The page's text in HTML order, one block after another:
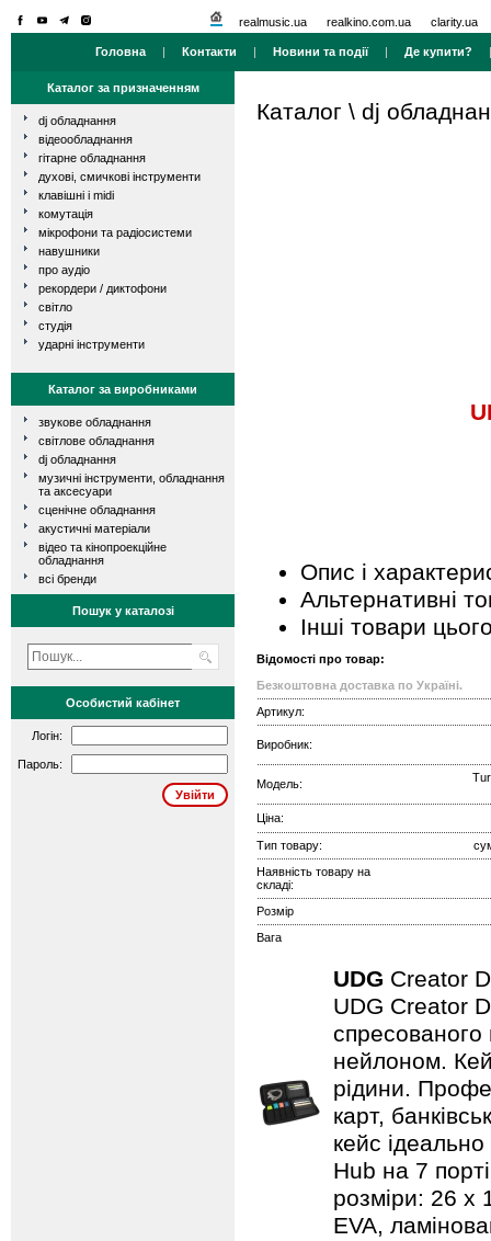
realmusic.ua realkino.com.ua clarity.ua
Головна | Контакти | Новини та події| Де купити?
Каталог за призначенням
dj обладнання
відеообладнання
гітарне обладнання
духові, смичкові інструменти
клавішні і midi
комутація
мікрофони та радіосистеми
навушники
про аудіо
рекордери / диктофони
світло
студія
ударні інструменти
Каталог за виробниками
звукове обладнання
світлове обладнання
dj обладнання
музичні інструменти, обладнання
та аксесуари
сценічне обладнання
акустичні матеріали
відео та кінопроекційне
обладнання
всі бренди
Пошук у каталозі
Особистий кабінет
Логін:
Пароль:
Каталог \ dj
Опис і
Альтернативні
Інші товари
Відомості про товар:
Безкоштовна доставка по Україні.
Артикул:
Виробник:
Модель:
Ціна:
Тип товару:
Наявність товару на
складі:
Розмір
Вага
UDG Creator
UDG Creator
спресованого
нейлоном.
рідини.
карт,
кейс
Hub на 7
розміри: 26 x
EVA,